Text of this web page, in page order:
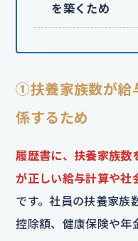
を築くため
①扶養家族数が給
係するため
履歴書に、扶養家族数
が正しい給与計算や社
です。社員の扶養家族
控除額、健康保険や年